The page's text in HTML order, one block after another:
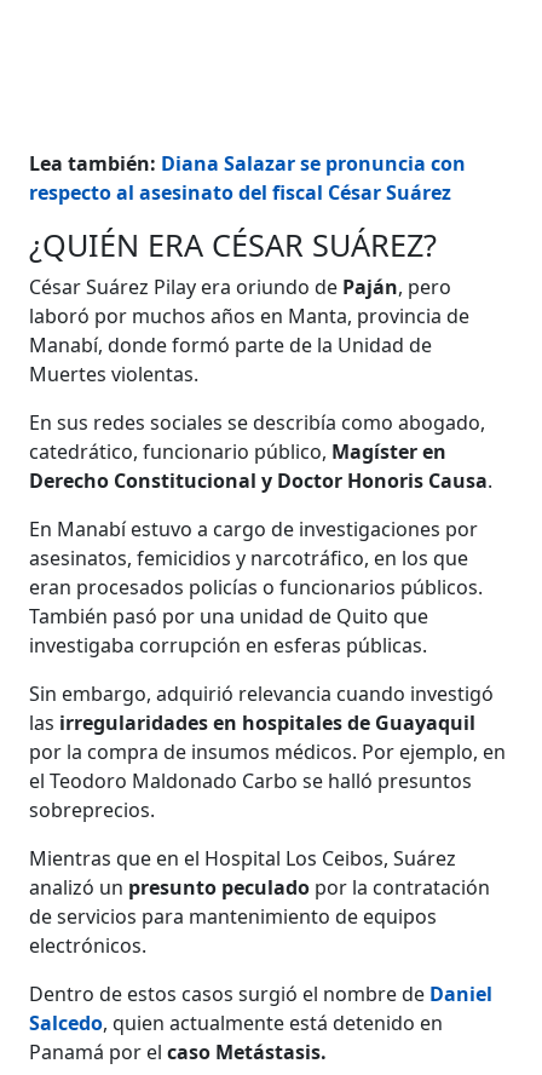
Lea también: Diana Salazar se pronuncia con
respecto al asesinato del fiscal César Suárez
¿QUIÉN ERA CÉSAR SUÁREZ?
César Suárez Pilay era oriundo de Paján, pero
laboró por muchos años en Manta, provincia de
Manabí, donde formó parte de la Unidad de
Muertes violentas.
En sus redes sociales se describía como abogado,
catedrático, funcionario público, Magíster en
Derecho Constitucional y Doctor Honoris Causa.
En Manabí estuvo a cargo de investigaciones por
asesinatos, femicidios y narcotráfico, en los que
eran procesados policías o funcionarios públicos.
También pasó por una unidad de Quito que
investigaba corrupción en esferas públicas.
Sin embargo, adquirió relevancia cuando investigó
las irregularidades en hospitales de Guayaquil
por la compra de insumos médicos. Por ejemplo, en
el Teodoro Maldonado Carbo se halló presuntos
sobreprecios.
Mientras que en el Hospital Los Ceibos, Suárez
analizó un presunto peculado por la contratación
de servicios para mantenimiento de equipos
electrónicos.
Dentro de estos casos surgió el nombre de Daniel
Salcedo, quien actualmente está detenido en
Panamá por elcaso Metástasis.